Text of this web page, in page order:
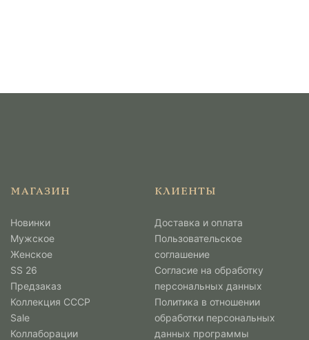
МАГАЗИН
Новинки
Мужcкое
Женское
SS 26
Предзаказ
Коллекция СССР
Sale
Коллаборации
КЛИЕНТЫ
Доставка и оплата
Пользовательское
соглашение
Согласие на обработку
персональных данных
Политика в отношении
обработки персональных
данных программы